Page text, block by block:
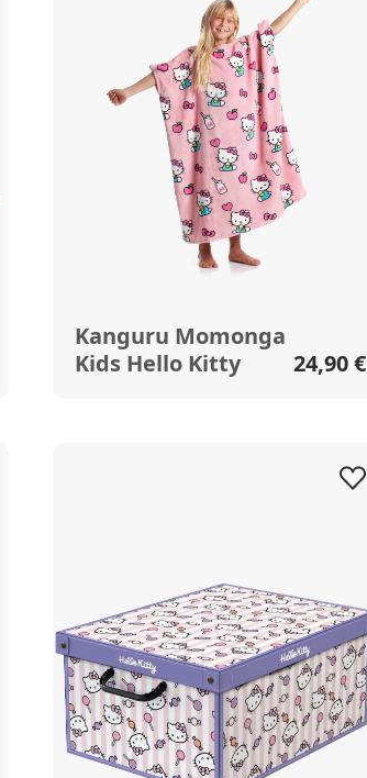
Kanguru Momonga
Kids Hello Kitty
24,90 €